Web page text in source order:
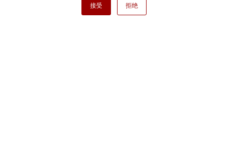
接受 拒绝
Copyright ⓒ Nisshinbo Micro Devices Inc. All Rights Reserved.